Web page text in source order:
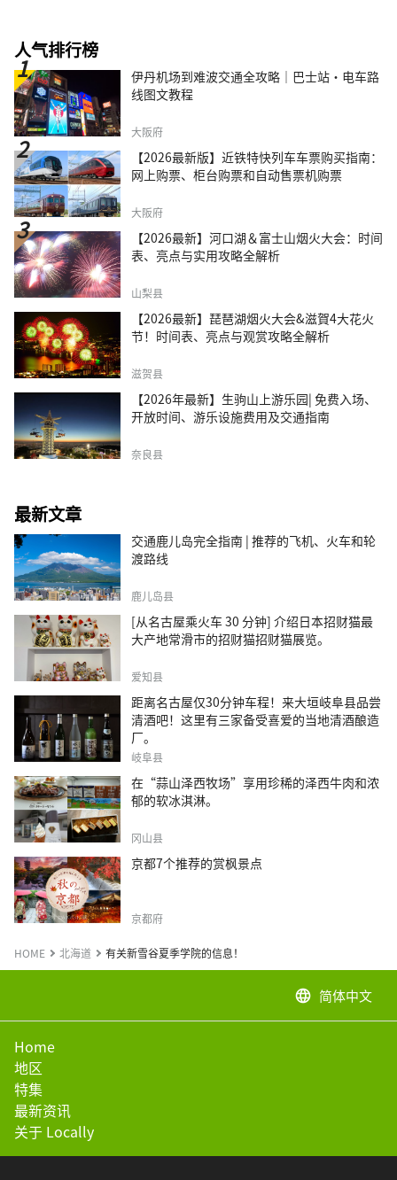
人气排行榜
伊丹机场到难波交通全攻略｜巴士站・电车路
线图文教程
大阪府
【2026最新版】近铁特快列车车票购买指南：
网上购票、柜台购票和自动售票机购票
大阪府
【2026最新】河口湖＆富士山烟火大会：时间
表、亮点与实用攻略全解析
山梨县
【2026最新】琵琶湖烟火大会&滋賀4大花火
节！时间表、亮点与观赏攻略全解析
滋贺县
【2026年最新】生驹山上游乐园| 免费入场、
开放时间、游乐设施费用及交通指南
奈良县
最新文章
交通鹿儿岛完全指南 | 推荐的飞机、火车和轮
渡路线
鹿儿岛县
[从名古屋乘火车 30 分钟] 介绍日本招财猫最
大产地常滑市的招财猫招财猫展览。
爱知县
距离名古屋仅30分钟车程！来大垣岐阜县品尝
清酒吧！这里有三家备受喜爱的当地清酒酿造
厂。
岐阜县
在“蒜山泽西牧场”享用珍稀的泽西牛肉和浓
郁的软冰淇淋。
冈山县
京都7个推荐的赏枫景点
京都府
HOME 北海道 有关新雪谷夏季学院的信息！
language 简体中文
Home
地区
特集
最新资讯
关于 Locally